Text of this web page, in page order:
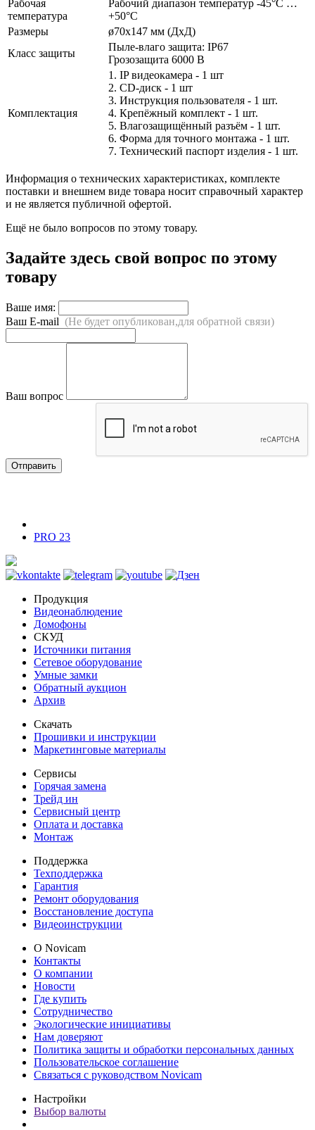
Рабочая
температура
Рабочий диапазон температур -45°С …
+50°С
Размеры
ø70х147 мм (ДхД)
Класс защиты
Пыле-влаго защита: IP67
Грозозащита 6000 В
Комплектация
1. IP видеокамера - 1 шт
2. СD-диск - 1 шт
3. Инструкция пользователя - 1 шт.
4. Крепёжный комплект - 1 шт.
5. Влагозащищённый разъём - 1 шт.
6. Форма для точного монтажа - 1 шт.
7. Технический паспорт изделия - 1 шт.
Информация о технических характеристиках, комплекте
поставки и внешнем виде товара носит справочный характер
и не является публичной офертой.
Ещё не было вопросов по этому товару.
Задайте здесь свой вопрос по этому
товару
Ваше имя:
Ваш E-mail (Не будет опубликован,для обратной связи)
Ваш вопрос
Отправить
PRO 23
Продукция
Видеонаблюдение
Домофоны
СКУД
Источники питания
Сетевое оборудование
Умные замки
Обратный аукцион
Архив
Скачать
Прошивки и инструкции
Маркетинговые материалы
Сервисы
Горячая замена
Трейд ин
Сервисный центр
Оплата и доставка
Монтаж
Поддержка
Техподдержка
Гарантия
Ремонт оборудования
Восстановление доступа
Видеоинструкции
О Novicam
Контакты
О компании
Новости
Где купить
Сотрудничество
Экологические инициативы
Нам доверяют
Политика защиты и обработки персональных данных
Пользовательское соглашение
Связаться с руководством Novicam
Настройки
Выбор валюты